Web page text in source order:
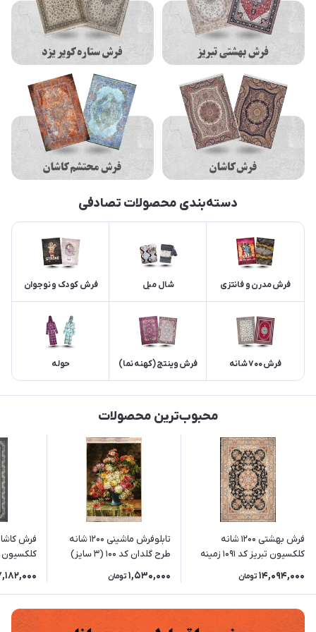
دسته‌بندی محصولات تصادفی
فرش مدرن و فانتزی شال مبل فرش کودک و نوجوان
فرش 700 شانه فرش وینتج (کهنه نما) حوله
محبوب‌ترین محصولات
فرش بهشتی 1200 شانه
کلکسیون تبریز کد 1091 زمینه
14,094,000 تومان
تابلوفرش ماشینی 1200 شانه
طرح گلدان کد 100 (3 سایز)
1,530,000 تومان
کلکسیون